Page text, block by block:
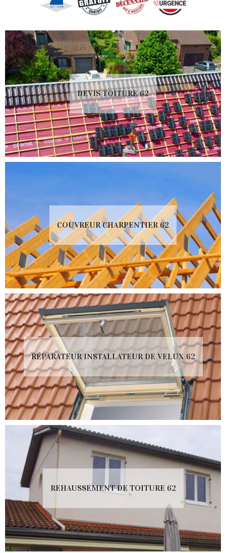
DEVIS TOITURE 62
COUVREUR CHARPENTIER 62
RÉPARATEUR INSTALLATEUR DE VELUX 62
REHAUSSEMENT DE TOITURE 62